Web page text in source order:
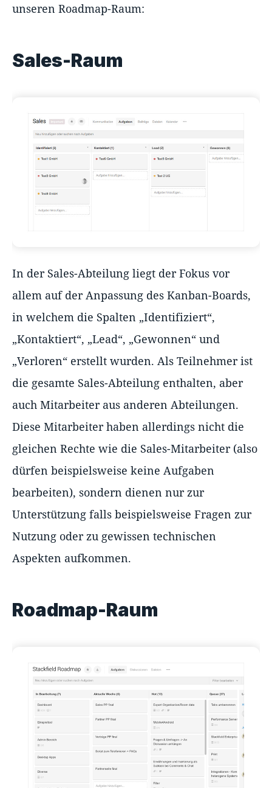
unseren Roadmap-Raum:
Sales-Raum
In der Sales-Abteilung liegt der Fokus vor
allem auf der Anpassung des Kanban-Boards,
in welchem die Spalten „Identifiziert“,
„Kontaktiert“, „Lead“, „Gewonnen“ und
„Verloren“ erstellt wurden. Als Teilnehmer ist
die gesamte Sales-Abteilung enthalten, aber
auch Mitarbeiter aus anderen Abteilungen.
Diese Mitarbeiter haben allerdings nicht die
gleichen Rechte wie die Sales-Mitarbeiter (also
dürfen beispielsweise keine Aufgaben
bearbeiten), sondern dienen nur zur
Unterstützung falls beispielsweise Fragen zur
Nutzung oder zu gewissen technischen
Aspekten aufkommen.
Roadmap-Raum